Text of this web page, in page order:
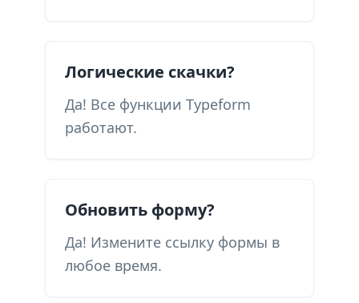
Логические скачки?
Да! Все функции Typeform
работают.
Обновить форму?
Да! Измените ссылку формы в
любое время.